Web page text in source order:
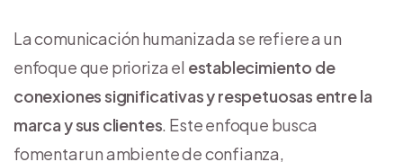
La comunicación humanizada se refiere a un
enfoque que prioriza el establecimiento de
conexiones significativas y respetuosas entre la
marca y sus clientes. Este enfoque busca
fomentar un ambiente de confianza,